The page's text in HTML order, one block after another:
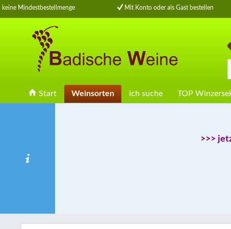
Mindestbestellmenge Mit Konto oder als Gast bestellen
Start Weinsorten ich suche TOP
>>>